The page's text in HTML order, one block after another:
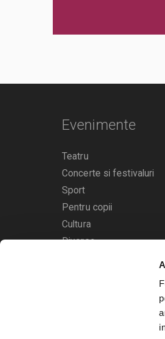
Evenimente
Teatru
Concerte si festivaluri
Sport
Pentru copii
Cultura
Diverse
Calendarul